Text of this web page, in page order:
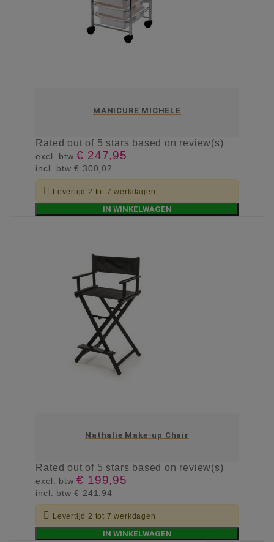
MANICURE MICHELE
Ratedout of 5 stars based on review(s)
excl. btw€ 247,95
incl. btw€ 300,02
 Levertijd 2 tot 7 werkdagen
IN WINKELWAGEN
Nathalie Make-up Chair
Ratedout of 5 stars based on review(s)
excl. btw€ 199,95
incl. btw€ 241,94
 Levertijd 2 tot 7 werkdagen
IN WINKELWAGEN